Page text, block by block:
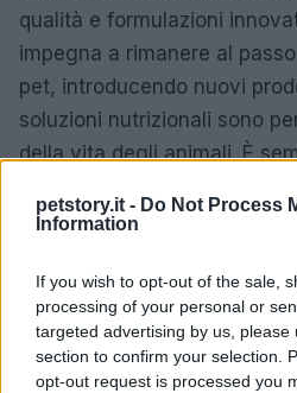
petstory.it - Do Not Process
Information
If you wish to opt-out of the sale,
processing of your personal or
targeted advertising by us, please
section to confirm your selection.
opt-out request is processed you
qualità e formulazioni
impegna a rimanere al
pet, introducendo nuovi
soluzioni nutrizionali sono
della vita degli animali. È
dieta in base alle
AUTORE
Staff